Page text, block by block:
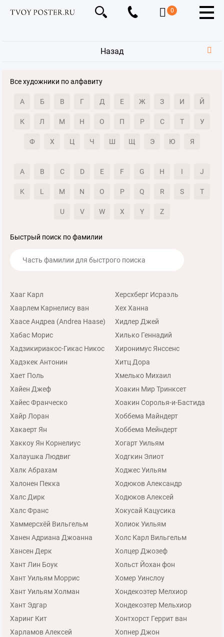
0
Назад
Все художники по алфавиту
А Б В Г Д Е Ж З И Й
К Л М Н О П Р С Т У
Ф Х Ц Ч Ш Щ Э Ю Я
A B C D E F G H I J
K L M N O P Q R S T
U V W X Y Z
Быстрый поиск по фамилии
Хааг Карл
Хаарлем Карнелису ван
Хаасе Андреа (Andrea Haase)
Хабас Морис
Хадзикириакос-Гикас Никос
Хадэкек Антонин
Хает Поль
Хайен Джеф
Хайес Франческо
Хайр Лоран
Хакаерт Ян
Хаккоу Ян Корнелиус
Халаушка Людвиг
Халк Абрахам
Халонен Пекка
Халс Дирк
Халс Франс
Хаммерсхёй Вильгельм
Ханен Адриана Джоанна
Хансен Дерк
Хант Лин Боук
Хант Уильям Моррис
Хант Уильям Холман
Хант Эдгар
Харинг Кит
Харламов Алексей
Херсхберг Исраэль
Хех Ханна
Хидлер Джей
Хилько Геннадий
Хиронимус Янссенс
Хитц Дора
Хмелько Михаил
Хоакин Мир Тринксет
Хоакин Соролья-и-Бастида
Хоббема Майндерт
Хоббема Мейндерт
Хогарт Уильям
Ходгкин Элиот
Ходжес Уильям
Ходюков Александр
Ходюков Алексей
Хокусай Кацусика
Холиок Уильям
Холс Карл Вильгельм
Холцер Джозеф
Хольст Йохан фон
Хомер Уинслоу
Хондекоэтер Мелхиор
Хондекоэтер Мельхиор
Хонтхорст Геррит ван
Хопнер Джон